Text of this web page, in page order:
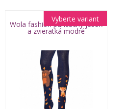
Wola fashion pančuchy jeseň
a zvieratká modré
Vyberte variant